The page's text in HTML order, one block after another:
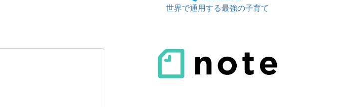
世界で通用する最強の子育て